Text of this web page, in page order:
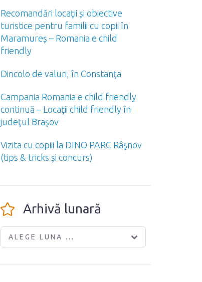
Recomandări locaţii și obiective
turistice pentru familii cu copii în
Maramureș – Romania e child
friendly
Dincolo de valuri, în Constanţa
Campania Romania e child friendly
continuă – Locaţii child friendly în
judeţul Braşov
Vizita cu copiii la DINO PARC Râşnov
(tips & tricks și concurs)
Arhivă lunară
ALEGE LUNA ...